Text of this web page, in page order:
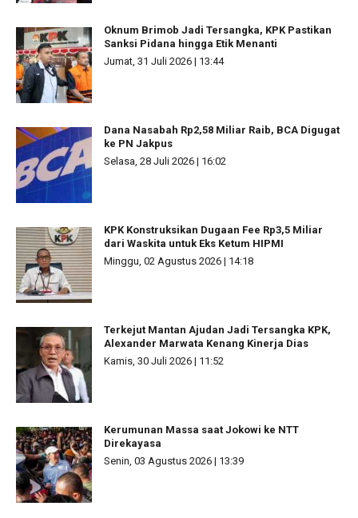
Oknum Brimob Jadi Tersangka, KPK Pastikan
Sanksi Pidana hingga Etik Menanti
Jumat, 31 Juli 2026 | 13:44
Dana Nasabah Rp2,58 Miliar Raib, BCA Digugat
ke PN Jakpus
Selasa, 28 Juli 2026 | 16:02
KPK Konstruksikan Dugaan Fee Rp3,5 Miliar
dari Waskita untuk Eks Ketum HIPMI
Minggu, 02 Agustus 2026 | 14:18
Terkejut Mantan Ajudan Jadi Tersangka KPK,
Alexander Marwata Kenang Kinerja Dias
Kamis, 30 Juli 2026 | 11:52
Kerumunan Massa saat Jokowi ke NTT
Direkayasa
Senin, 03 Agustus 2026 | 13:39